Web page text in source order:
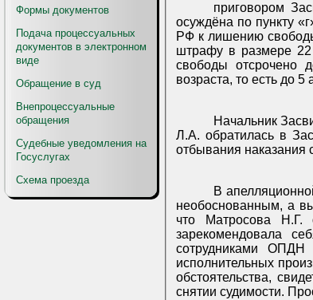
Формы документов
Подача процессуальных
документов в электронном
виде
Обращение в суд
Внепроцессуальные
обращения
Судебные уведомления на
Госуслугах
Схема проезда
приговором
осуждёна по пункту
РФ к лишению
штрафу в размере
свободы отсрочено
возраста, то есть до 5
Начальник
Л.А. обратилась в
отбывания наказания
В
необоснованным, а
что Матросова Н.Г.
зарекомендовала
сотрудниками ОПДН
исполнительных
обстоятельства,
снятии судимости.